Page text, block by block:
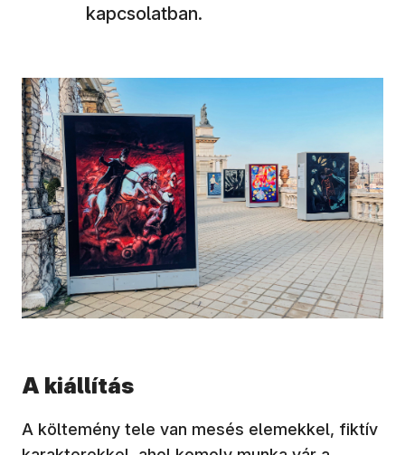
kapcsolatban.
A kiállítás
A költemény tele van mesés elemekkel, fiktív